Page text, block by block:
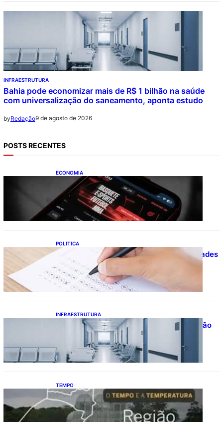
INFRAESTRUTURA
Bahia pode economizar mais de R$ 1 bilhão na saúde
com universalização do saneamento, aponta estudo
byRedação9 de agosto de 2026
POSTS RECENTES
ECONOMIA
Brasileiros tiveram prejuízo de R$ 62,5
bilhões com bets em 2025
POLITICA
Concursos públicos oferecem oportunidades
mesmo durante o calendário eleitoral
INFRAESTRUTURA
Bahia pode economizar mais de R$ 1 bilhão
na saúde com universalização do
saneamento, aponta estudo
TEMPO
O TEMPO E A TEMPERATURA: Sul terá
chuva, frio e possibilidade de trovoadas
neste domingo (9)